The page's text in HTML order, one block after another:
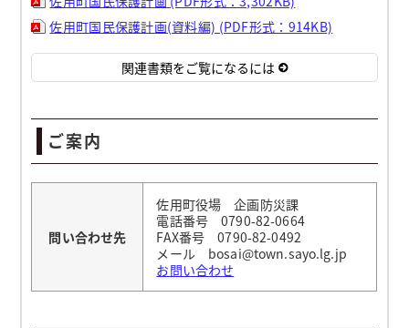
佐用町国民保護計画(資料編) (PDF形式：914KB)
関連書類をご覧になるには
ご案内
問い合わせ先
佐用町役場 企画防災課
電話番号 0790-82-0664
FAX番号 0790-82-0492
メール bosai@town.sayo.lg.jp
お問い合わせ